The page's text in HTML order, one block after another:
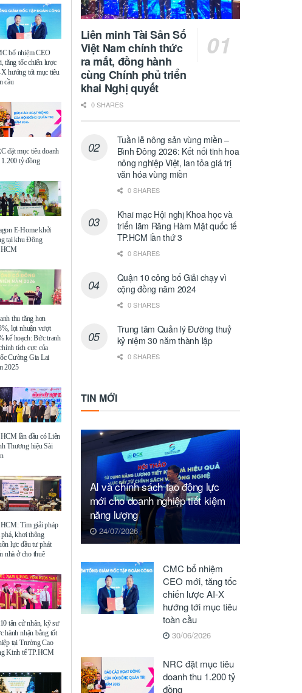
bổ nhiệm CEO
tăng tốc chiến lược
hướng tới mục tiêu
cầu
đặt mục tiêu doanh
1.200 tỷ đồng
E-Home khởi
tại khu Đông
thu tăng hơn
lợi nhuận vượt
kế hoạch: Bức tranh
tích cực của
Cường Gia Lai
2025
lần đầu có Liên
Thương hiệu Sài
Tìm giải pháp
phá, khơi thông
lực đầu tư phát
nhà ở cho thuê
tân cử nhân, kỹ sư
hành nhận bằng tốt
tại Trường Cao
Kinh tế TP.HCM
Liên minh Tài Sản Số
Việt Nam chính thức
ra mắt, đồng hành
cùng Chính phủ triển
khai Nghị quyết
0 SHARES
Tuần lễ nông sản vùng miền –
Bình Đông 2026: Kết nối tinh hoa
nông nghiệp Việt, lan tỏa giá trị
văn hóa vùng miền
0 SHARES
Khai mạc Hội nghị Khoa học và
triển lãm Răng Hàm Mặt quốc tế
TP.HCM lần thứ 3
0 SHARES
Quận 10 công bố Giải chạy vì
cộng đồng năm 2024
0 SHARES
Trung tâm Quản lý Đường thuỷ
kỷ niệm 30 năm thành lập
0 SHARES
TIN MỚI
AI và chính sách tạo động lực
mới cho doanh nghiệp tiết kiệm
năng lượng
24/07/2026
CMC bổ nhiệm
CEO mới, tăng tốc
chiến lược AI-X
hướng tới mục tiêu
toàn cầu
30/06/2026
NRC đặt mục tiêu
doanh thu 1.200 tỷ
đồng